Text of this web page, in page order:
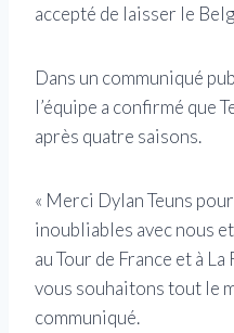
accepté de laisser le
Dans un communiqué
l’équipe a confirmé que
après quatre saisons.
« Merci Dylan Teuns
inoubliables avec nous
au Tour de France et à
vous souhaitons tout le
communiqué.